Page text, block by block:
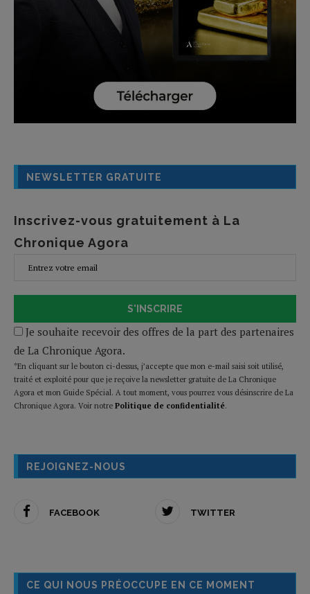
NEWSLETTER GRATUITE
Inscrivez-vous gratuitement à La
Chronique Agora
S'INSCRIRE
Je souhaite recevoir des offres de la part des partenaires
de La Chronique Agora.
*En cliquant sur le bouton ci-dessus, j’accepte que mon e-mail saisi soit utilisé,
traité et exploité pour que je reçoive la newsletter gratuite de La Chronique
Agora et mon Guide Spécial. A tout moment, vous pourrez vous désinscrire de La
Chronique Agora. Voir notre Politique de confidentialité.
REJOIGNEZ-NOUS
FACEBOOK TWITTER
CE QUI NOUS PRÉOCCUPE EN CE MOMENT